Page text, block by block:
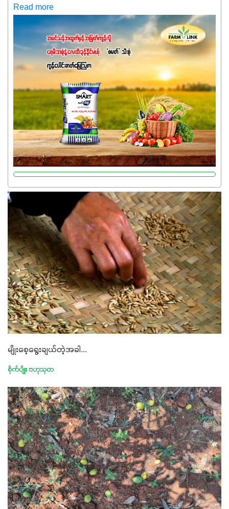
သေးရင်တော့ ဒီစာလေးကို ဆက်ဖတ်‌ပေးပါ #စမတ်သီးစုံဆိုတာ
အပင်တိုင်းအတွက် အဓိကအာဟာရNPK (19:7:8)နဲ့ #ဟူးမစ်
အက်စစ်တို့ အချိုးကျ ပေါင်းစပ်ထားတဲ့ ကွန်ပေါင်း
ဓာတ်မြေဩဇာဖြစ်ပါတယ်။ အဓိကအကျိုးကျေးဇူးတွေအနေနဲ့
ကတော့ နိုက်ထရိုဂျင် 19%ပါဝင်တဲ့အတွက် ကလိုရိုဖီးလ်ဖွဲ့စည်း
မှုကို အားပေးကာ သီးနှံပင်များ၏အရွက်များစိမ်းလန်းသန်စွမ်း
ပြီး အစာချက်လုပ်မှုအားကောင်းစေပါတယ်။ အပင်၏ပင်ပိုင်း
ကြီးထွားမှုကို တိုးမြင့်စေကာ အပင်သန်၍ အကြီးမြန်စေပါတယ်။
သင့်တော်တဲ့ Phosphorus 7%ပါဝင်မှုကြောင့် အပင်ရဲ့ အမြစ်
ဖွဲ့စည်းတည်ဆောက်မှုကို ပို၍သန်မာလာအောင် အားပေးပါ
တယ်။ ဒါ့အပြင် ပန်းပွင့်ခြင်း၊အသီးသီးခြင်း၊အစေ့တည်ခြင်း
လုပ်ငန်းစဉ်များကိုလည်း အားပေးပါတယ်။ လုံလောက်တဲ့
Potassium 8%က အပင်ရဲ့ ရောဂါဒဏ်၊ရာသီဥတုဒဏ်ခံနိုင်ရည်
ရှိမှုကို မြင့်တက်စေပြီး အသီးအရည်အသွေး၊ အရွယ်အစားနဲ့
အရသာ ပိုမိုကောင်းမွန်စေဖို့အတွက် လိုအပ်တဲ့အာဟာရဓာတ်
ဖြစ်ပါတယ်။ ဟူးမစ်အက်စစ်ပါဝင်ပေါင်းစပ်ထားတဲ့အတွက်
အာဟာရဓာတ်စုပ်ယူမှုကောင်းမွန်လာခြင်း၊မြေဆီလွှာဖွဲ့စည်းပုံ
နှင့်ရေထိန်းနိုင်စွမ်းအားကောင်းလာခြင်းအပါအဝင်
အကျိုးကျေးဇူးများစွာကိုရရှိစေမှာဖြစ်ပါတယ်။ စပါးအပါအဝင်
နှံစားသီးနှံများ၊ပဲအမျိုးမျိုး၊ဟင်းသီးဟင်းရွက်နဲ့ ဥယျာဉ်ခြံသီးနှံ
အားလုံးမှာ အသုံးပြုနိုင်တယ်ဆိုတော့ တစ်မျိုးတည်းနဲ့ အားလုံး
ပါဖက်(perfect)မယ့် စမတ်သီးစုံနော် အရွေးမမှားတာသေချာပြီ
မလို့ အတွေးမများဘဲ သီးနှံတိုင်းကြီးထွားအောင် ဖန်းလင့်ရဲ့ #စ
မတ်သီးစုံကို သုံးကြပါစို့....
Read more
မျိုးစေ့ရွေးချယ်တဲ့အခါ...
စိုက်ပျိုး ဗဟုသုတ